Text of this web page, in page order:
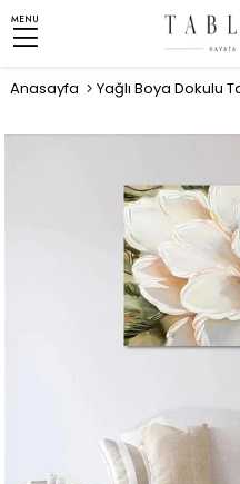
MENU
Anasayfa Yağlı Boya Dokulu